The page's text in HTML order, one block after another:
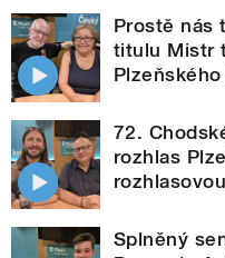
Prostě nás
titulu Mistr
72.
rozhlas
Splněný